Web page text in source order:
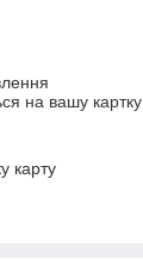
на вашу картку
карту